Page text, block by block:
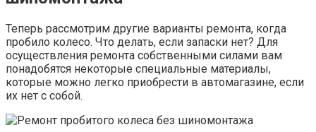
Теперь рассмотрим другие варианты ремонта, когда
пробило колесо. Что делать, если запаски нет? Для
осуществления ремонта собственными силами вам
понадобятся некоторые специальные материалы,
которые можно легко приобрести в автомагазине, если
их нет с собой.